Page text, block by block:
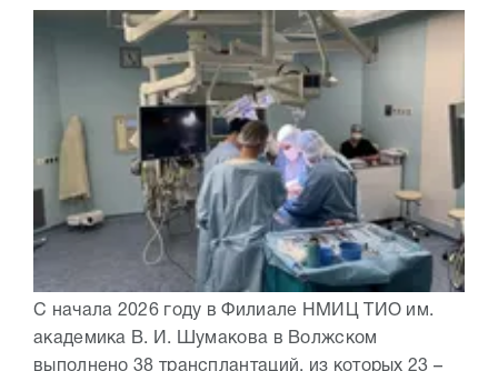
С начала 2026 году в Филиале НМИЦ ТИО им.
академика В. И. Шумакова в Волжском
выполнено 38 трансплантаций, из которых 23 –